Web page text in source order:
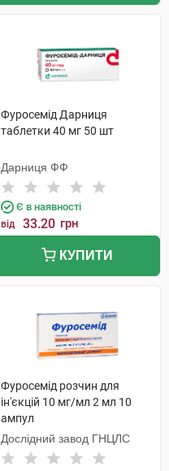
Фуросемід Дарниця
таблетки 40 мг 50 шт
Дарниця ФФ
Є в наявності
від 33.20 грн
КУПИТИ
Фуросемід розчин для
ін'єкцій 10 мг/мл 2 мл 10
ампул
Дослідний завод ГНЦЛС